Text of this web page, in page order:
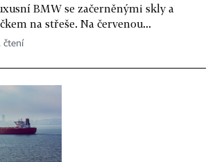
BMW se začerněnými skly a
na střeše. Na červenou...
čtení